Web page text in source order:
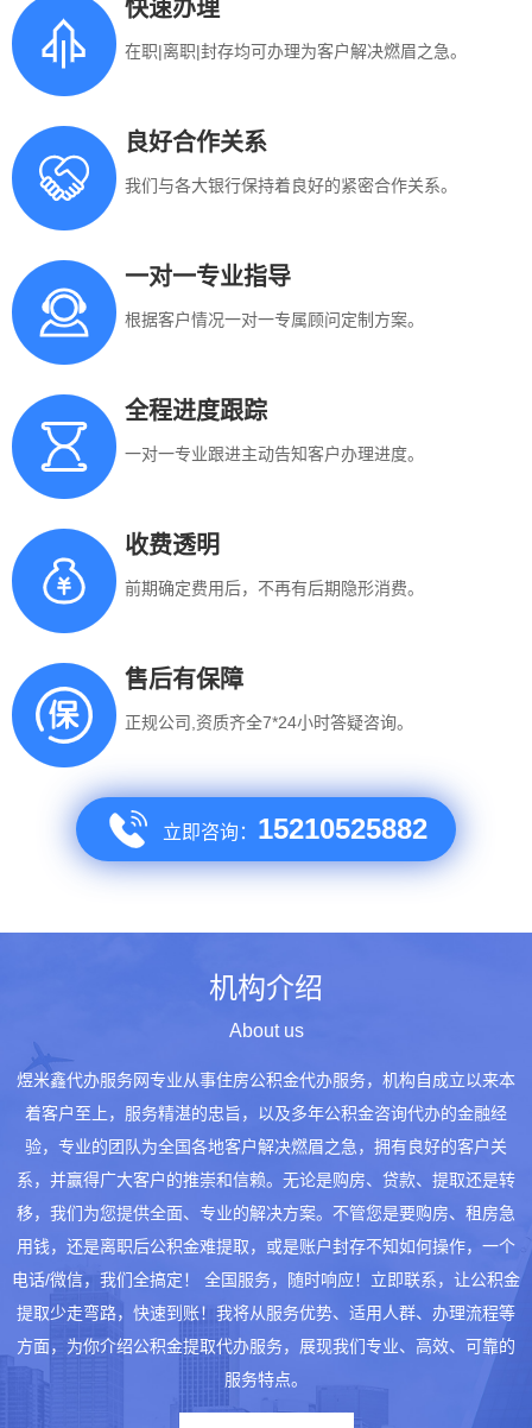
快速办理
在职|离职|封存均可办理为客户解决燃眉之急。
良好合作关系
我们与各大银行保持着良好的紧密合作关系。
一对一专业指导
根据客户情况一对一专属顾问定制方案。
全程进度跟踪
一对一专业跟进主动告知客户办理进度。
收费透明
前期确定费用后，不再有后期隐形消费。
售后有保障
正规公司,资质齐全7*24小时答疑咨询。
立即咨询： 15210525882
机构介绍
About us
煜米鑫代办服务网专业从事住房公积金代办服务，机构自成立以来本
着客户至上，服务精湛的忠旨，以及多年公积金咨询代办的金融经
验，专业的团队为全国各地客户解决燃眉之急，拥有良好的客户关
系，并赢得广大客户的推崇和信赖。无论是购房、贷款、提取还是转
移，我们为您提供全面、专业的解决方案。不管您是要购房、租房急
用钱，还是离职后公积金难提取，或是账户封存不知如何操作，一个
电话/微信，我们全搞定！ 全国服务，随时响应！立即联系，让公积金
提取少走弯路，快速到账！我将从服务优势、适用人群、办理流程等
方面，为你介绍公积金提取代办服务，展现我们专业、高效、可靠的
服务特点。